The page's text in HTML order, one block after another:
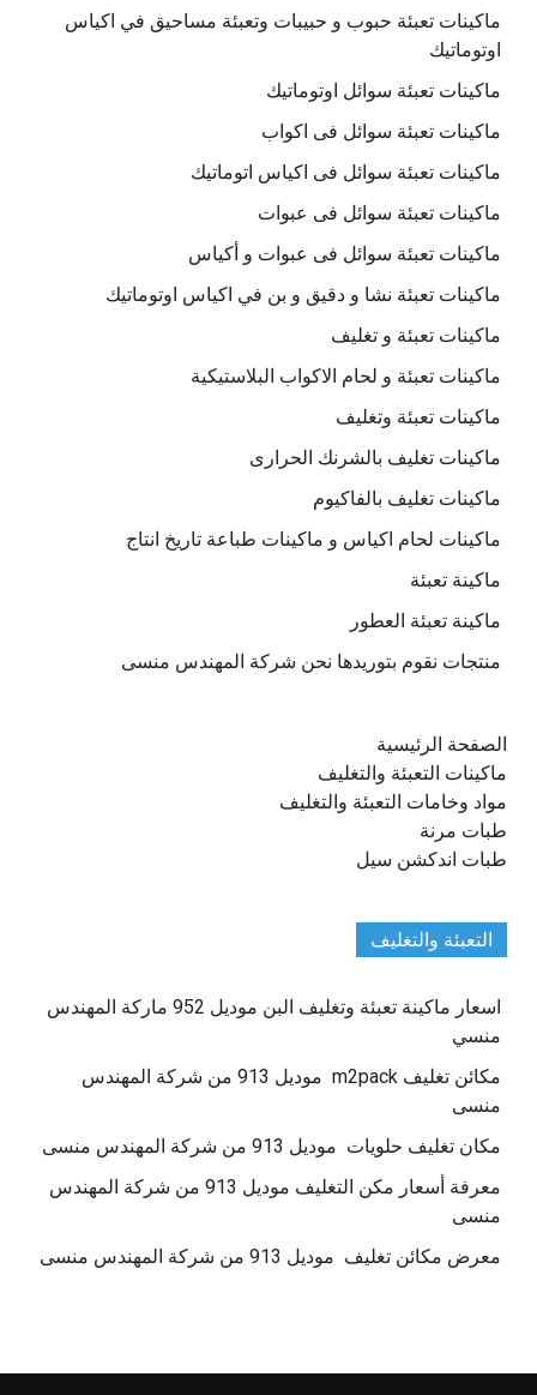
ماكينات تعبئة حبوب و حبيبات وتعبئة مساحيق في اكياس
اوتوماتيك
ماكينات تعبئة سوائل اوتوماتيك
ماكينات تعبئة سوائل فى اكواب
ماكينات تعبئة سوائل فى اكياس اتوماتيك
ماكينات تعبئة سوائل فى عبوات
ماكينات تعبئة سوائل فى عبوات و أكياس
ماكينات تعبئة نشا و دقيق و بن في اكياس اوتوماتيك
ماكينات تعبئة و تغليف
ماكينات تعبئة و لحام الاكواب البلاستيكية
ماكينات تعبئة وتغليف
ماكينات تغليف بالشرنك الحرارى
ماكينات تغليف بالفاكيوم
ماكينات لحام اكياس و ماكينات طباعة تاريخ انتاج
ماكينة تعبئة
ماكينة تعبئة العطور
منتجات نقوم بتوريدها نحن شركة المهندس منسى
الصفحة الرئيسية
ماكينات التعبئة والتغليف
مواد وخامات التعبئة والتغليف
طبات مرنة
طبات اندكشن سيل
التعبئة والتغليف
اسعار ماكينة تعبئة وتغليف البن موديل 952 ماركة المهندس
منسي
مكائن تغليف m2pack موديل 913 من شركة المهندس
منسى
مكان تغليف حلويات موديل 913 من شركة المهندس منسى
معرفة أسعار مكن التغليف موديل 913 من شركة المهندس
منسى
معرض مكائن تغليف موديل 913 من شركة المهندس منسى